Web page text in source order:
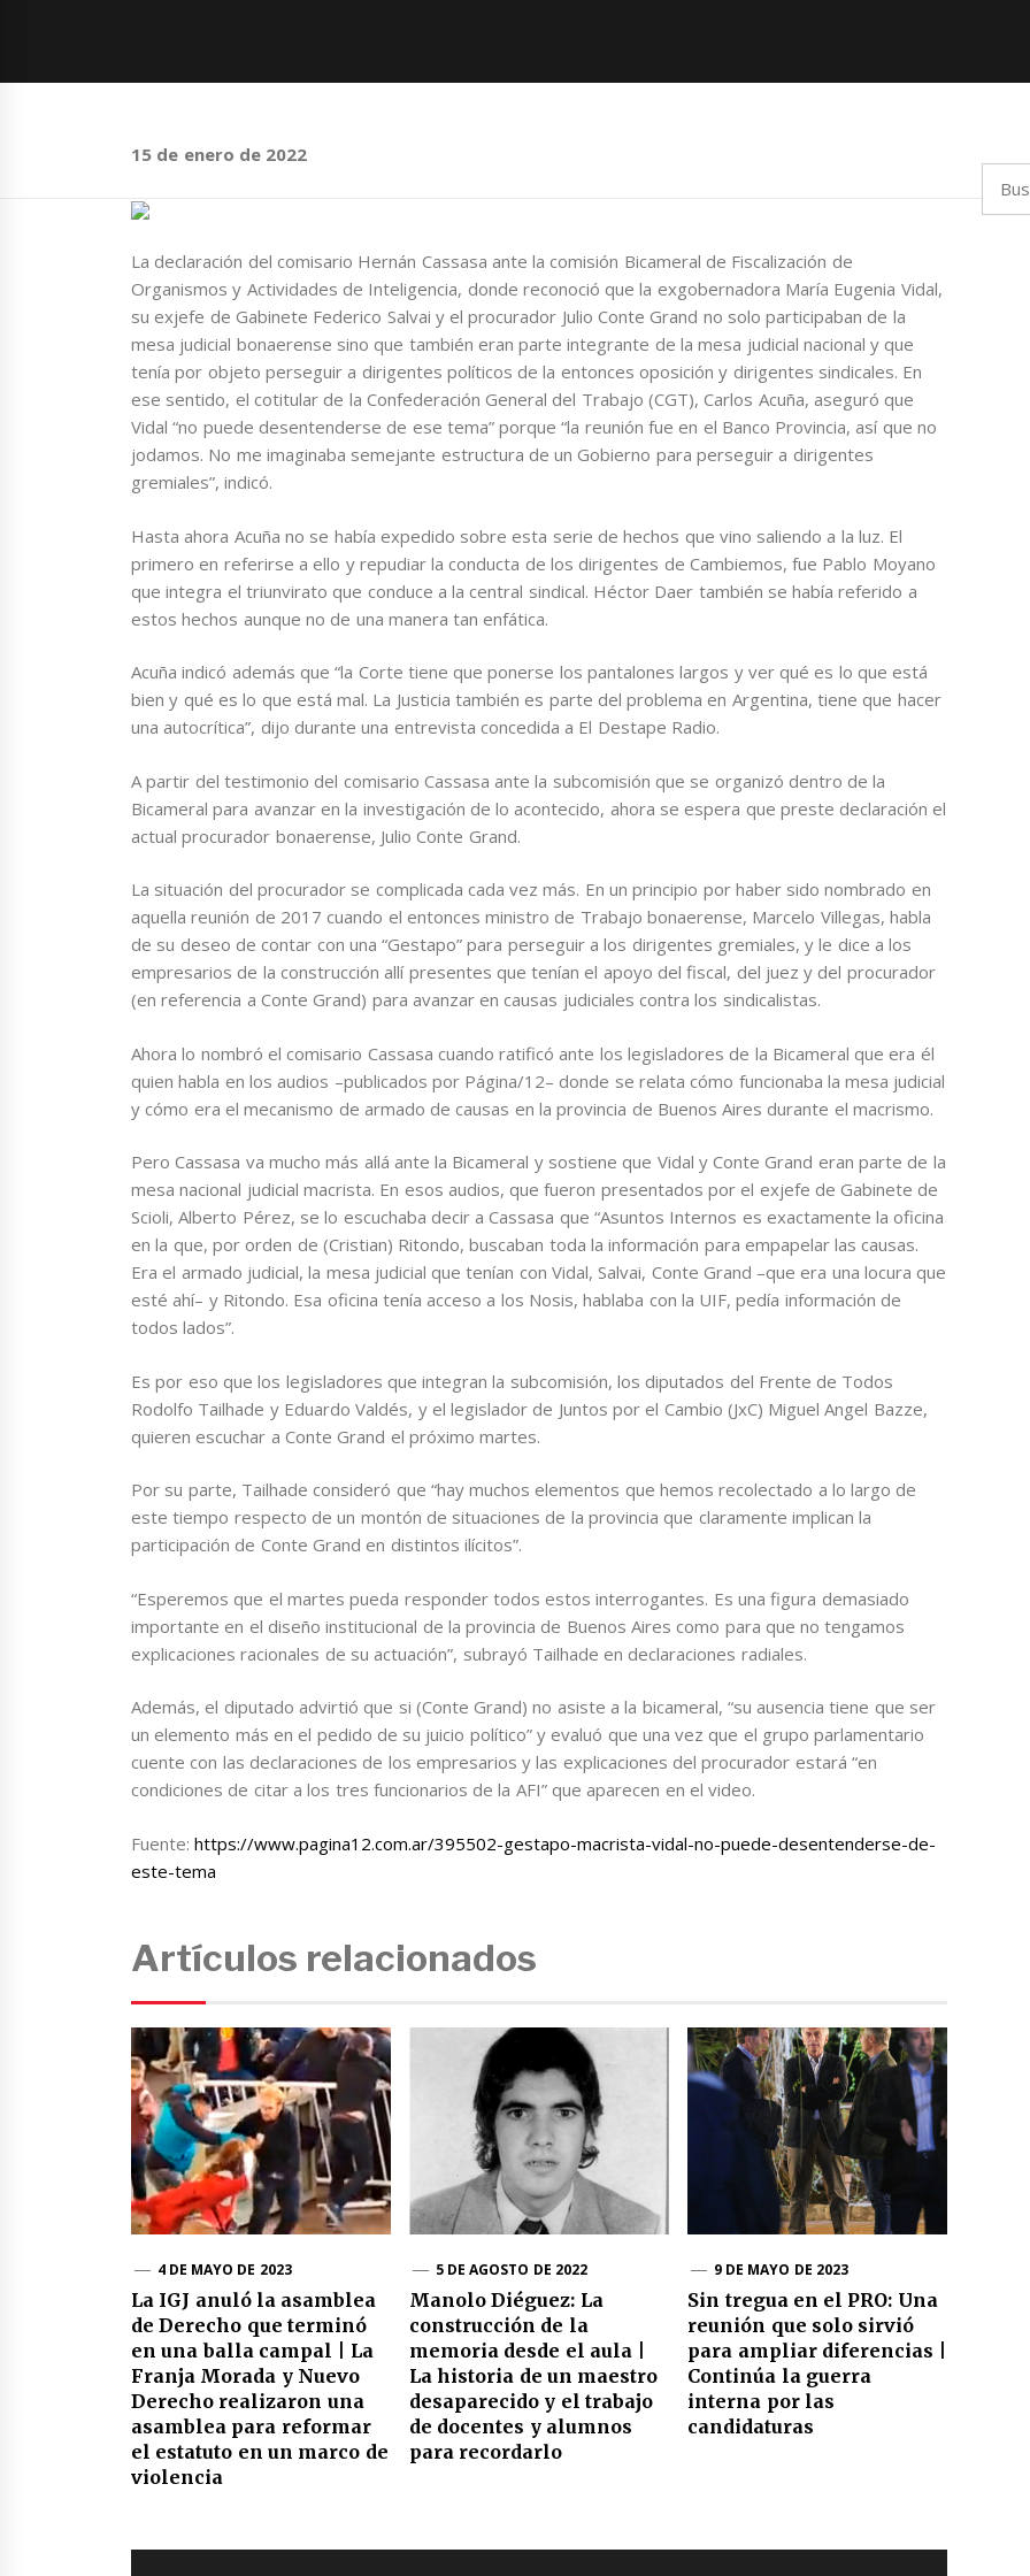
15 de enero de 2022
La declaración del comisario Hernán Cassasa ante la comisión Bicameral de Fiscalización de
Organismos y Actividades de Inteligencia, donde reconoció que la exgobernadora María Eugenia Vidal,
su exjefe de Gabinete Federico Salvai y el procurador Julio Conte Grand no solo participaban de la
mesa judicial bonaerense sino que también eran parte integrante de la mesa judicial nacional y que
tenía por objeto perseguir a dirigentes políticos de la entonces oposición y dirigentes sindicales. En
ese sentido, el cotitular de la Confederación General del Trabajo (CGT), Carlos Acuña, aseguró que
Vidal “no puede desentenderse de ese tema” porque “la reunión fue en el Banco Provincia, así que no
jodamos. No me imaginaba semejante estructura de un Gobierno para perseguir a dirigentes
gremiales”, indicó.
Hasta ahora Acuña no se había expedido sobre esta serie de hechos que vino saliendo a la luz. El
primero en referirse a ello y repudiar la conducta de los dirigentes de Cambiemos, fue Pablo Moyano
que integra el triunvirato que conduce a la central sindical. Héctor Daer también se había referido a
estos hechos aunque no de una manera tan enfática.
Acuña indicó además que “la Corte tiene que ponerse los pantalones largos y ver qué es lo que está
bien y qué es lo que está mal. La Justicia también es parte del problema en Argentina, tiene que hacer
una autocrítica”, dijo durante una entrevista concedida a El Destape Radio.
A partir del testimonio del comisario Cassasa ante la subcomisión que se organizó dentro de la
Bicameral para avanzar en la investigación de lo acontecido, ahora se espera que preste declaración el
actual procurador bonaerense, Julio Conte Grand.
La situación del procurador se complicada cada vez más. En un principio por haber sido nombrado en
aquella reunión de 2017 cuando el entonces ministro de Trabajo bonaerense, Marcelo Villegas, habla
de su deseo de contar con una “Gestapo” para perseguir a los dirigentes gremiales, y le dice a los
empresarios de la construcción allí presentes que tenían el apoyo del fiscal, del juez y del procurador
(en referencia a Conte Grand) para avanzar en causas judiciales contra los sindicalistas.
Ahora lo nombró el comisario Cassasa cuando ratificó ante los legisladores de la Bicameral que era él
quien habla en los audios –publicados por Página/12– donde se relata cómo funcionaba la mesa judicial
y cómo era el mecanismo de armado de causas en la provincia de Buenos Aires durante el macrismo.
Pero Cassasa va mucho más allá ante la Bicameral y sostiene que Vidal y Conte Grand eran parte de la
mesa nacional judicial macrista. En esos audios, que fueron presentados por el exjefe de Gabinete de
Scioli, Alberto Pérez, se lo escuchaba decir a Cassasa que “Asuntos Internos es exactamente la oficina
en la que, por orden de (Cristian) Ritondo, buscaban toda la información para empapelar las causas.
Era el armado judicial, la mesa judicial que tenían con Vidal, Salvai, Conte Grand –que era una locura que
esté ahí– y Ritondo. Esa oficina tenía acceso a los Nosis, hablaba con la UIF, pedía información de
todos lados”.
Es por eso que los legisladores que integran la subcomisión, los diputados del Frente de Todos
Rodolfo Tailhade y Eduardo Valdés, y el legislador de Juntos por el Cambio (JxC) Miguel Angel Bazze,
quieren escuchar a Conte Grand el próximo martes.
Por su parte, Tailhade consideró que “hay muchos elementos que hemos recolectado a lo largo de
este tiempo respecto de un montón de situaciones de la provincia que claramente implican la
participación de Conte Grand en distintos ilícitos”.
“Esperemos que el martes pueda responder todos estos interrogantes. Es una figura demasiado
importante en el diseño institucional de la provincia de Buenos Aires como para que no tengamos
explicaciones racionales de su actuación”, subrayó Tailhade en declaraciones radiales.
Además, el diputado advirtió que si (Conte Grand) no asiste a la bicameral, “su ausencia tiene que ser
un elemento más en el pedido de su juicio político” y evaluó que una vez que el grupo parlamentario
cuente con las declaraciones de los empresarios y las explicaciones del procurador estará “en
condiciones de citar a los tres funcionarios de la AFI” que aparecen en el video.
Fuente:https://www.pagina12.com.ar/395502-gestapo-macrista-vidal-no-puede-desentenderse-de-
este-tema
Artículos relacionados
4 DE MAYO DE 2023
La IGJ anuló la asamblea
de Derecho que terminó
en una balla campal | La
Franja Morada y Nuevo
Derecho realizaron una
asamblea para reformar
el estatuto en un marco de
violencia
5 DE AGOSTO DE 2022
Manolo Diéguez: La
construcción de la
memoria desde el aula |
La historia de un maestro
desaparecido y el trabajo
de docentes y alumnos
para recordarlo
9 DE MAYO DE 2023
Sin tregua en el PRO: Una
reunión que solo sirvió
para ampliar diferencias |
Continúa la guerra
interna por las
candidaturas
Navegación